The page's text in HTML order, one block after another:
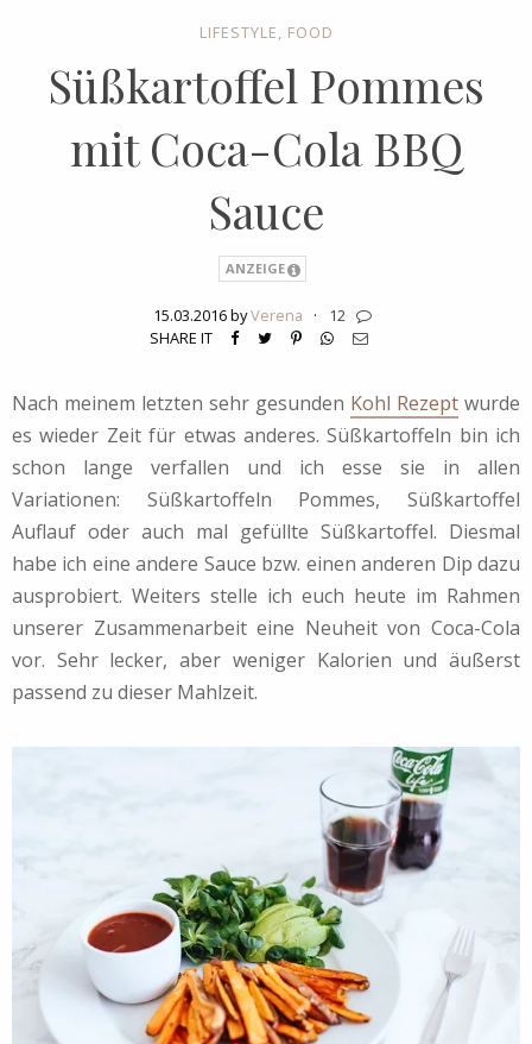
LIFESTYLE, FOOD
Süßkartoffel Pommes
mit Coca-Cola BBQ
Sauce
ANZEIGE
15.03.2016 byVerena ·
12
SHARE IT
Nach meinem letzten sehr gesunden Kohl Rezept wurde
es wieder Zeit für etwas anderes. Süßkartoffeln bin ich
schon lange verfallen und ich esse sie in allen
Variationen: Süßkartoffeln Pommes, Süßkartoffel
Auflauf oder auch mal gefüllte Süßkartoffel. Diesmal
habe ich eine andere Sauce bzw. einen anderen Dip dazu
ausprobiert. Weiters stelle ich euch heute im Rahmen
unserer Zusammenarbeit eine Neuheit von Coca-Cola
vor. Sehr lecker, aber weniger Kalorien und äußerst
passend zu dieser Mahlzeit.